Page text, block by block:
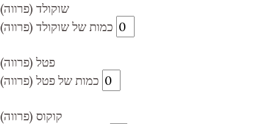
שוקולד (פרווה)
כמות של שוקולד (פרווה)
פטל (פרווה)
כמות של פטל (פרווה)
קוקוס (פרווה)